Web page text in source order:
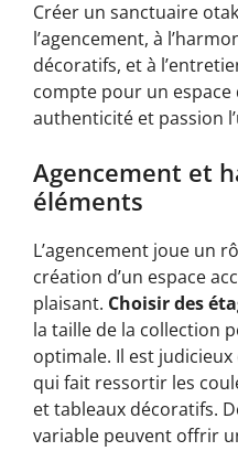
Créer un sanctuaire
l’agencement, à
décoratifs, et à
compte pour un espace
authenticité et passion
Agencement et
éléments
L’agencement joue un
création d’un espace
plaisant. Choisir des
la taille de la collection
optimale. Il est
qui fait ressortir les
et tableaux décoratifs.
variable peuvent offrir